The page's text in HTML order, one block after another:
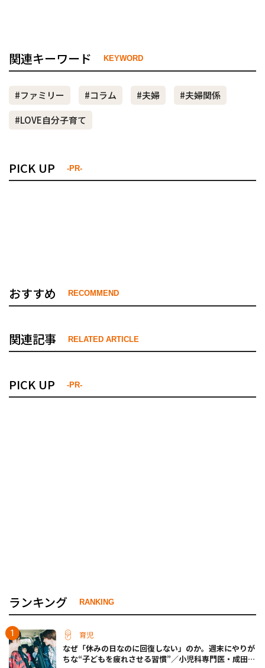
関連キーワード KEYWORD
#ファミリー #コラム #夫婦
#夫婦関係
#LOVE自分子育て
PICK UP -PR-
おすすめ RECOMMEND
関連記事 RELATED ARTICLE
PICK UP -PR-
ランキング RANKING
育児
なぜ「休みの日なのに回復しない」のか。週末にやりが
ちな“子どもを疲れさせる習慣”／小児科専門医・成田奈